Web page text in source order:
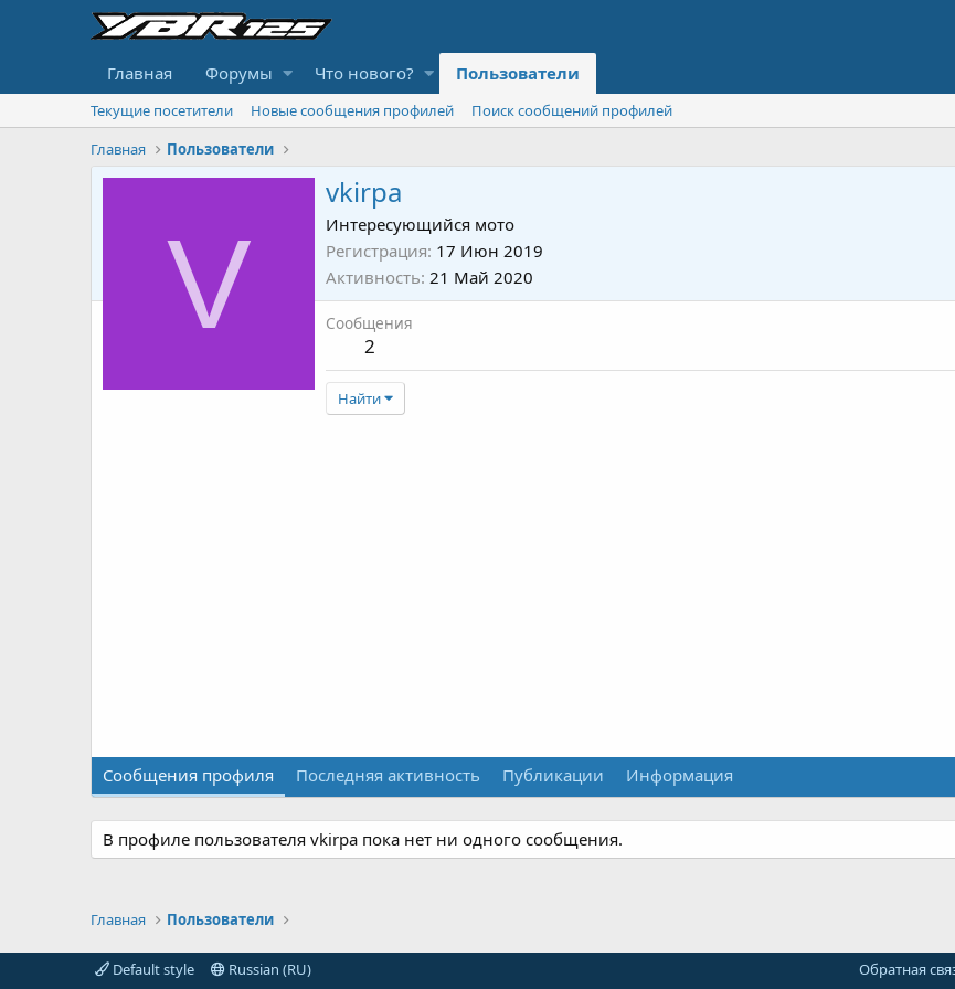
Главная Форумы Что нового? Пользователи
Текущие посетители Новые сообщения профилей
Поиск сообщений профилей
Главная
Пользователи
V
vkirpa
Интересующийся мото
Регистрация 17 Июн 2019
Активность 21 Май 2020
Сообщения
2
Найти
Сообщения профиля Последняя активность Публикации Информация
В профиле пользователя vkirpa пока нет ни одного сообщения.
Главная Пользователи
Default style Russian (RU) Обратная